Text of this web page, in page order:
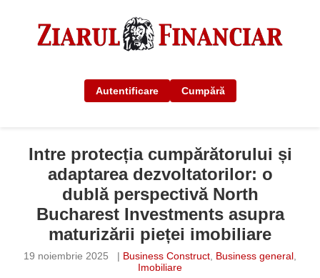
Autentificare Cumpără
Intre protecția cumpărătorului și
adaptarea dezvoltatorilor: o
dublă perspectivă North
Bucharest Investments asupra
maturizării pieței imobiliare
19 noiembrie 2025 | Business Construct, Business general,
Imobiliare